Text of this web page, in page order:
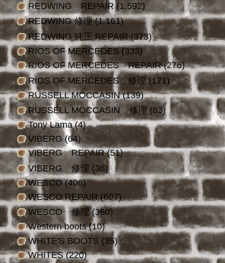
REDWING REPAIR(1,592)
REDWING 修理(1,161)
REDWING 純正 REPAIR(373)
RIOS OF MERCEDES (333)
RIOS OF MERCEDES REPAIR(276)
RIOS OF MERCEDES 修理(171)
RUSSELL MOCCASIN(139)
RUSSELL MOCCASIN 修理 (83)
Tony Lama(4)
VIBERG (64)
VIBERG REPAIR(51)
VIBERG 修理 (36)
WESCO(406)
WESCO REPAIR(607)
WESCO 修理(360)
Western boots(10)
WHITE'S BOOTS (35)
WHITES(220)